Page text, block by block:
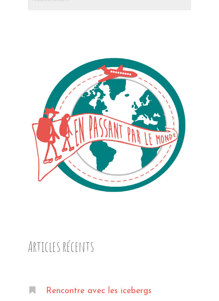
Articles récents
Rencontre avec les icebergs